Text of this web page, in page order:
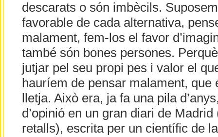
descarats o són imbècils.
favorable de cada alternativa,
malament, fem-los el favor
també són bones persones.
jutjar pel seu propi pes i valor el
hauríem de pensar malament, que
lletja. Això era, ja fa una pila
d’opinió en un gran diari de
retalls), escrita per un científic de